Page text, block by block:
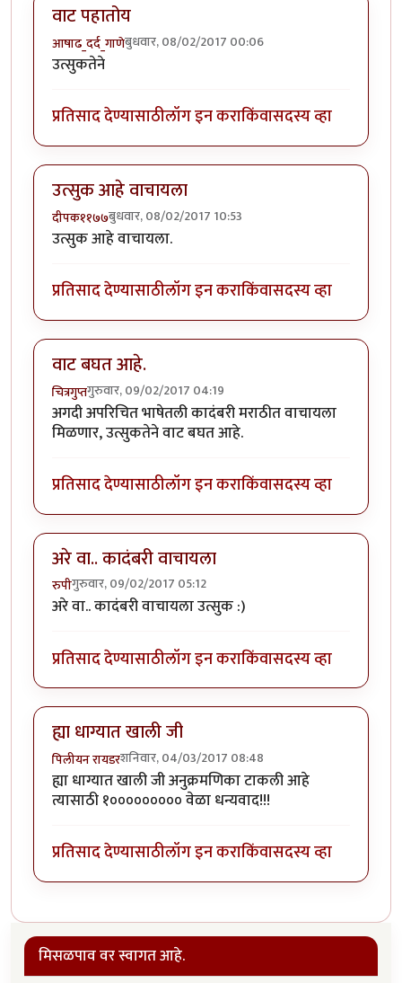
वाट पहातोय
आषाढ_दर्द_गाणेबुधवार, 08/02/2017 00:06
उत्सुकतेने
प्रतिसाद देण्यासाठीलॉग इन कराकिंवासदस्य व्हा
उत्सुक आहे वाचायला
दीपक११७७बुधवार, 08/02/2017 10:53
उत्सुक आहे वाचायला.
प्रतिसाद देण्यासाठीलॉग इन कराकिंवासदस्य व्हा
वाट बघत आहे.
चित्रगुप्तगुरुवार, 09/02/2017 04:19
अगदी अपरिचित भाषेतली कादंबरी मराठीत वाचायला
मिळणार, उत्सुकतेने वाट बघत आहे.
प्रतिसाद देण्यासाठीलॉग इन कराकिंवासदस्य व्हा
अरे वा.. कादंबरी वाचायला
रुपीगुरुवार, 09/02/2017 05:12
अरे वा.. कादंबरी वाचायला उत्सुक :)
प्रतिसाद देण्यासाठीलॉग इन कराकिंवासदस्य व्हा
ह्या धाग्यात खाली जी
पिलीयन रायडरशनिवार, 04/03/2017 08:48
ह्या धाग्यात खाली जी अनुक्रमणिका टाकली आहे
त्यासाठी १००००००००० वेळा धन्यवाद!!!
प्रतिसाद देण्यासाठीलॉग इन कराकिंवासदस्य व्हा
मिसळपाव वर स्वागत आहे.